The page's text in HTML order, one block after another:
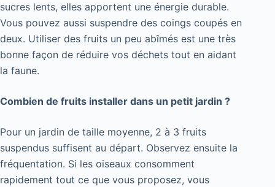
sucres lents, elles apportent une énergie durable.
Vous pouvez aussi suspendre des coings coupés en
deux. Utiliser des fruits un peu abîmés est une très
bonne façon de réduire vos déchets tout en aidant
la faune.
Combien de fruits installer dans un petit jardin ?
Pour un jardin de taille moyenne, 2 à 3 fruits
suspendus suffisent au départ. Observez ensuite la
fréquentation. Si les oiseaux consomment
rapidement tout ce que vous proposez, vous